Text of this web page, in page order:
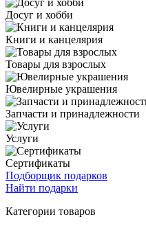
Досуг и хобби
Книги и канцелярия
Товары для взрослых
Ювелирные украшения
Запчасти и принадлежности
Услуги
Сертификаты
Подборщик подарков
Найти подарки
Категории товаров